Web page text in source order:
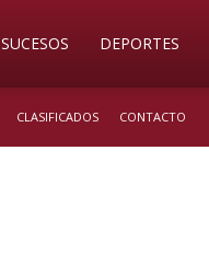
SUCESOS DEPORTES
CLASIFICADOS CONTACTO